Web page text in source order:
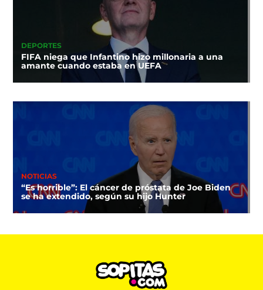
DEPORTES
FIFA niega que Infantino hizo millonaria a una
amante cuando estaba en UEFA
NOTICIAS
“Es horrible”: El cáncer de próstata de Joe Biden
se ha extendido, según su hijo Hunter